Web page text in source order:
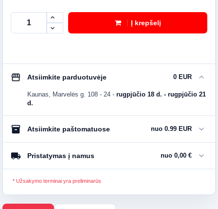
Į krepšelį
storefront Atsiimkite parduotuvėje 0 EUR expand_more
Kaunas, Marvelės g. 108 - 24 - rugpjūčio 18 d. - rugpjūčio 21
d.
inventory_2Atsiimkite paštomatuose nuo 0.99 EUR expand_more
local_shipping Pristatymas į namus nuo 0,00 € expand_more
* Užsakymo terminai yra preliminarūs